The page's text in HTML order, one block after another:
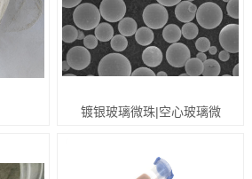
镀银玻璃微珠|空心玻璃微